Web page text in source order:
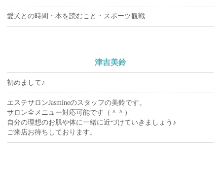
愛犬との時間・本を読むこと・スポーツ観戦
津吉美鈴
初めまして♪
エステサロンJasmineのスタッフの美鈴です。
サロン全メニュー対応可能です（＾＾）
自分の理想のお肌や体に一緒に近づけていきましょう♪
ご来店お待ちしております。